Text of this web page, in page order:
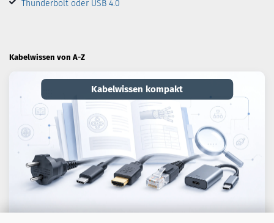
Thunderbolt oder USB 4.0
Kabelwissen von A-Z
Kabelwissen kompakt